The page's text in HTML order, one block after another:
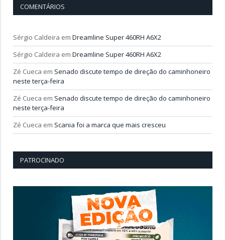
COMENTÁRIOS
Sérgio Caldeira em Dreamline Super 460RH A6X2
Sérgio Caldeira em Dreamline Super 460RH A6X2
Zé Cueca em Senado discute tempo de direção do caminhoneiro
neste terça-feira
Zé Cueca em Senado discute tempo de direção do caminhoneiro
neste terça-feira
Zé Cueca em Scania foi a marca que mais cresceu
PATROCINADO